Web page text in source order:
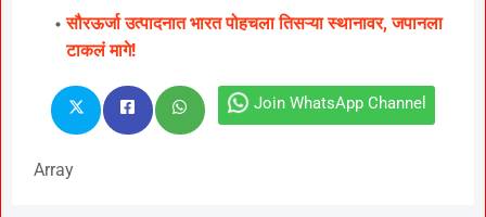
सौरऊर्जा उत्पादनात भारत पोहचला तिसऱ्या स्थानावर, जपानला
टाकलं मागे!
Join WhatsApp Channel
Array